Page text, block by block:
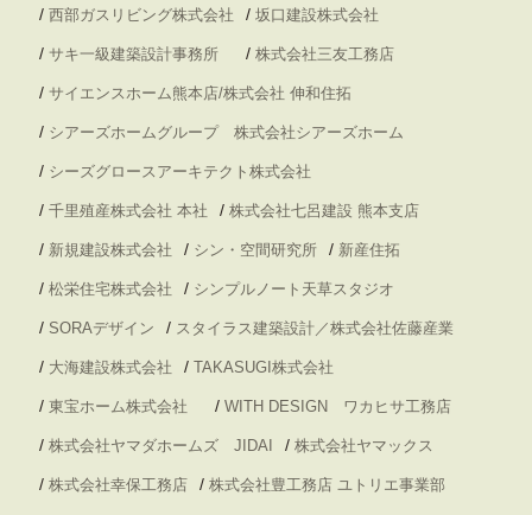
/ 西部ガスリビング株式会社 / 坂口建設株式会社
/ サキ一級建築設計事務所 / 株式会社三友工務店
/ サイエンスホーム熊本店/株式会社 伸和住拓
/ シアーズホームグループ 株式会社シアーズホーム
/ シーズグロースアーキテクト株式会社
/ 千里殖産株式会社 本社 / 株式会社七呂建設 熊本支店
/ 新規建設株式会社 / シン・空間研究所 / 新産住拓
/ 松栄住宅株式会社 / シンプルノート天草スタジオ
/ SORAデザイン / スタイラス建築設計／株式会社佐藤産業
/ 大海建設株式会社 / TAKASUGI株式会社
/ 東宝ホーム株式会社 / WITH DESIGN ワカヒサ工務店
/ 株式会社ヤマダホームズ JIDAI / 株式会社ヤマックス
/ 株式会社幸保工務店 / 株式会社豊工務店 ユトリエ事業部